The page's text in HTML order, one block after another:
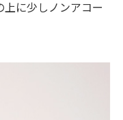
に少しノンアコー